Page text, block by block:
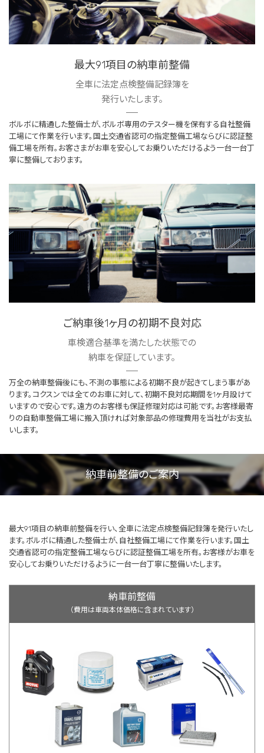
最大91項目の納車前整備
全車に法定点検整備記録簿を
発行いたします。
ボルボに精通した整備士が、ボルボ専用のテスター機を保有する自社整備
工場にて作業を行います。国土交通省認可の指定整備工場ならびに認証整
備工場を所有。お客さまがお車を安心してお乗りいただけるよう一台一台丁
寧に整備しております。
ご納車後1ヶ月の初期不良対応
車検適合基準を満たした状態での
納車を保証しています。
万全の納車整備後にも、不測の事態による初期不良が起きてしまう事があ
ります。コクスンでは全てのお車に対して、初期不良対応期間を1ヶ月設けて
いますので安心です。遠方のお客様も保証修理対応は可能です。お客様最寄
りの自動車整備工場に搬入頂ければ対象部品の修理費用を当社がお支払
いします。
納車前整備のご案内
最大91項目の納車前整備を行い、全車に法定点検整備記録簿を発行いたし
ます。ボルボに精通した整備士が、自社整備工場にて作業を行います。国土
交通省認可の指定整備工場ならびに認証整備工場を所有。お客様がお車を
安心してお乗りいただけるように一台一台丁寧に整備いたします。
納車前整備
（費用は車両本体価格に含まれています）